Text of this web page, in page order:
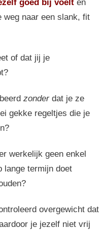
goed bij voelt en
weg naar een slank, fit
of dat jij je
zonderdat je ze
gekke regeltjes die je
werkelijk geen enkel
lange termijn doet
overgewicht dat
je jezelf niet vrij